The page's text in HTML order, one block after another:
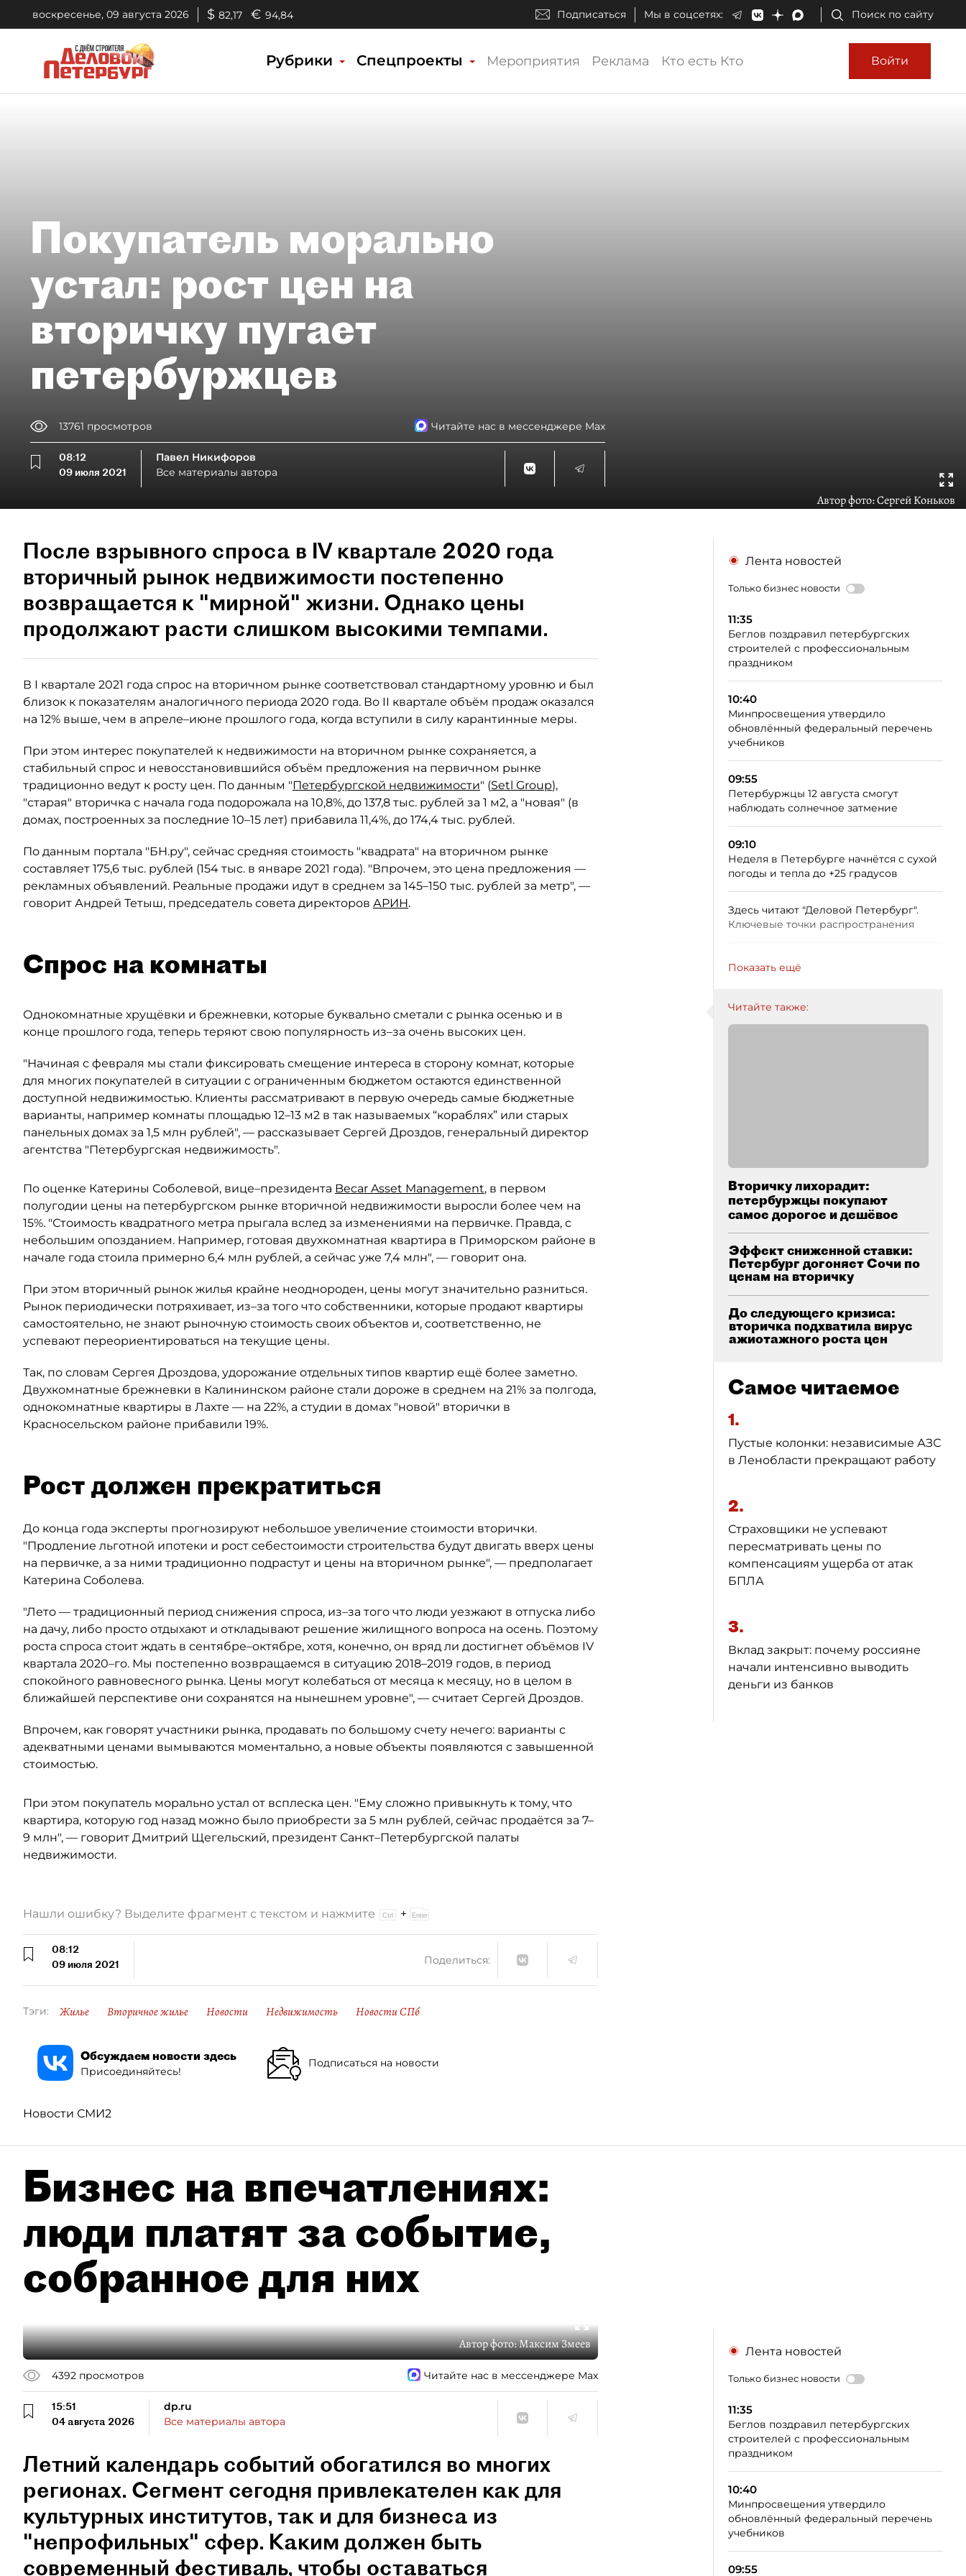
воскресенье, 09 августа 2026 $ 82,17 € 94,84 Подписаться Мы в соцсетях: Поиск по сайту
Рубрики Спецпроекты Мероприятия Реклама Кто есть Кто Войти
Покупатель морально
устал: рост цен на
вторичку пугает
петербуржцев
13761 просмотров Читайте нас в мессенджере Max
08:12
09 июля 2021
Павел Никифоров
Все материалы автора
Автор фото:Сергей Коньков
После взрывного спроса в IV квартале 2020 года
вторичный рынок недвижимости постепенно
возвращается к "мирной" жизни. Однако цены
продолжают расти слишком высокими темпами.
В I квартале 2021 года спрос на вторичном рынке соответствовал стандартному уровню и был
близок к показателям аналогичного периода 2020 года. Во II квартале объём продаж оказался
на 12% выше, чем в апреле–июне прошлого года, когда вступили в силу карантинные меры.
При этом интерес покупателей к недвижимости на вторичном рынке сохраняется, а
стабильный спрос и невосстановившийся объём предложения на первичном рынке
традиционно ведут к росту цен. По данным "Петербургской недвижимости" (Setl Group),
"старая" вторичка с начала года подорожала на 10,8%, до 137,8 тыс. рублей за 1 м2, а "новая" (в
домах, построенных за последние 10–15 лет) прибавила 11,4%, до 174,4 тыс. рублей.
По данным портала "БН.ру", сейчас средняя стоимость "квадрата" на вторичном рынке
составляет 175,6 тыс. рублей (154 тыс. в январе 2021 года). "Впрочем, это цена предложения —
рекламных объявлений. Реальные продажи идут в среднем за 145–150 тыс. рублей за метр", —
говорит Андрей Тетыш, председатель совета директоров АРИН.
Спрос на комнаты
Однокомнатные хрущёвки и брежневки, которые буквально сметали с рынка осенью и в
конце прошлого года, теперь теряют свою популярность из–за очень высоких цен.
"Начиная с февраля мы стали фиксировать смещение интереса в сторону комнат, которые
для многих покупателей в ситуации с ограниченным бюджетом остаются единственной
доступной недвижимостью. Клиенты рассматривают в первую очередь самые бюджетные
варианты, например комнаты площадью 12–13 м2 в так называемых “кораблях” или старых
панельных домах за 1,5 млн рублей", — рассказывает Сергей Дроздов, генеральный директор
агентства "Петербургская недвижимость".
По оценке Катерины Соболевой, вице–президента Becar Asset Management, в первом
полугодии цены на петербургском рынке вторичной недвижимости выросли более чем на
15%. "Стоимость квадратного метра прыгала вслед за изменениями на первичке. Правда, с
небольшим опозданием. Например, готовая двухкомнатная квартира в Приморском районе в
начале года стоила примерно 6,4 млн рублей, а сейчас уже 7,4 млн", — говорит она.
При этом вторичный рынок жилья крайне неоднороден, цены могут значительно разниться.
Рынок периодически потряхивает, из–за того что собственники, которые продают квартиры
самостоятельно, не знают рыночную стоимость своих объектов и, соответственно, не
успевают переориентироваться на текущие цены.
Так, по словам Сергея Дроздова, удорожание отдельных типов квартир ещё более заметно.
Двухкомнатные брежневки в Калининском районе стали дороже в среднем на 21% за полгода,
однокомнатные квартиры в Лахте — на 22%, а студии в домах "новой" вторички в
Красносельском районе прибавили 19%.
Рост должен прекратиться
До конца года эксперты прогнозируют небольшое увеличение стоимости вторички.
"Продление льготной ипотеки и рост себестоимости строительства будут двигать вверх цены
на первичке, а за ними традиционно подрастут и цены на вторичном рынке", — предполагает
Катерина Соболева.
"Лето — традиционный период снижения спроса, из–за того что люди уезжают в отпуска либо
на дачу, либо просто отдыхают и откладывают решение жилищного вопроса на осень. Поэтому
роста спроса стоит ждать в сентябре–октябре, хотя, конечно, он вряд ли достигнет объёмов IV
квартала 2020–го. Мы постепенно возвращаемся в ситуацию 2018–2019 годов, в период
спокойного равновесного рынка. Цены могут колебаться от месяца к месяцу, но в целом в
ближайшей перспективе они сохранятся на нынешнем уровне", — считает Сергей Дроздов.
Впрочем, как говорят участники рынка, продавать по большому счету нечего: варианты с
адекватными ценами вымываются моментально, а новые объекты появляются с завышенной
стоимостью.
При этом покупатель морально устал от всплеска цен. "Ему сложно привыкнуть к тому, что
квартира, которую год назад можно было приобрести за 5 млн рублей, сейчас продаётся за 7–
9 млн", — говорит Дмитрий Щегельский, президент Санкт–Петербургской палаты
недвижимости.
Лента новостей
Только бизнес новости
11:35
Беглов поздравил петербургских
строителей с профессиональным
праздником
10:40
Минпросвещения утвердило
обновлённый федеральный перечень
учебников
09:55
Петербуржцы 12 августа смогут
наблюдать солнечное затмение
09:10
Неделя в Петербурге начнётся с сухой
погоды и тепла до +25 градусов
Здесь читают "Деловой Петербург".
Ключевые точки распространения
Показать ещё
Читайте также:
Вторичку лихорадит:
петербуржцы покупают
самое дорогое и дешёвое
Эффект сниженной ставки:
Петербург догоняет Сочи по
ценам на вторичку
До следующего кризиса:
вторичка подхватила вирус
ажиотажного роста цен
Самое читаемое
1.
Пустые колонки: независимые АЗС
в Ленобласти прекращают работу
2.
Страховщики не успевают
пересматривать цены по
компенсациям ущерба от атак
БПЛА
3.
Вклад закрыт: почему россияне
начали интенсивно выводить
деньги из банков
Нашли ошибку? Выделите фрагмент с текстом и нажмите +
08:12
09 июля 2021
Поделиться:
Тэги: Жилье Вторичное жилье Новости Недвижимость Новости СПб
Обсуждаем новости здесь
Присоединяйтесь!
Подписаться на новости
Новости СМИ2
Бизнес на впечатлениях:
люди платят за событие,
собранное для них
Автор фото:Максим Змеев
4392 просмотров Читайте нас в мессенджере Max
15:51
04 августа 2026
dp.ru
Все материалы автора
Летний календарь событий обогатился во многих
регионах. Сегмент сегодня привлекателен как для
культурных институтов, так и для бизнеса из
"непрофильных" сфер. Каким должен быть
современный фестиваль, чтобы оставаться
Лента новостей
Только бизнес новости
11:35
Беглов поздравил петербургских
строителей с профессиональным
праздником
10:40
Минпросвещения утвердило
обновлённый федеральный перечень
учебников
09:55